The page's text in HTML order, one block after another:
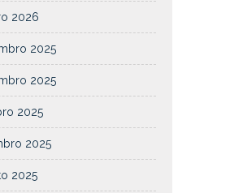
2026
2025
2025
2025
2025
2025